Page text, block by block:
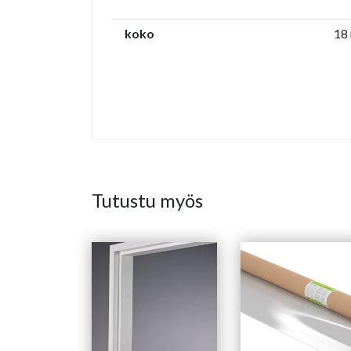
koko 18
Tutustu myös